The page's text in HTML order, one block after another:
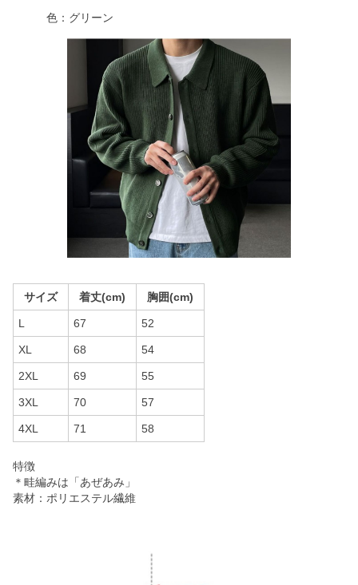
色：グリーン
サイズ 着丈(cm) 胸囲(cm)
L 67 52
XL 68 54
2XL 69 55
3XL 70 57
4XL 71 58
特徴
＊畦編みは「あぜあみ」
素材：ポリエステル繊維